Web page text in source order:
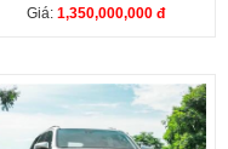
Giá: 1,350,000,000 đ